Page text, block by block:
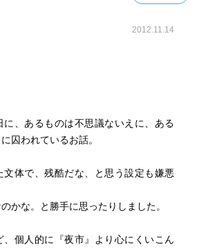
2012.11.14
に、あるものは不思議ないえに、ある
囚われているお話。
文体で、残酷だな、と思う設定も嫌悪
かな。と勝手に思ったりしました。
、個人的に『夜市』より心にくいこん